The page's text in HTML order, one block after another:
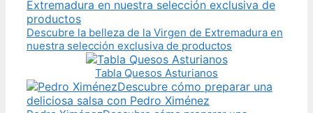
Descubre la belleza de la Virgen de Extremadura en
nuestra selección exclusiva de productos
Tabla Quesos Asturianos